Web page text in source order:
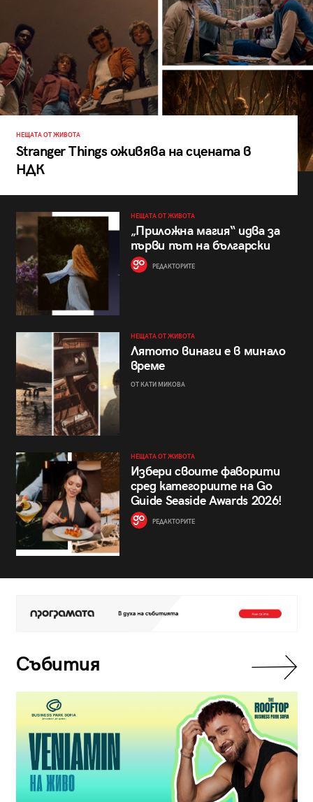
НЕЩАТА ОТ ЖИВОТА
Stranger Things оживява на сцената в
НДК
НЕЩАТА ОТ ЖИВОТА
„Приложна магия“ идва за
първи път на български
РЕДАКТОРИТЕ
НЕЩАТА ОТ ЖИВОТА
Лятото винаги е в минало
време
ОТ КАТИ МИКОВА
НЕЩАТА ОТ ЖИВОТА
Избери своите фаворити
сред категориите на Go
Guide Seaside Awards 2026!
РЕДАКТОРИТЕ
Събития